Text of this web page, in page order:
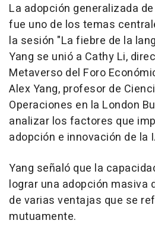
La adopción generalizada
fue uno de los temas
la sesión "La fiebre de la
Yang se unió a Cathy Li,
Metaverso del Foro
Alex Yang, profesor de
Operaciones en la London
analizar los factores que
adopción e innovación de la
Yang señaló que la
lograr una adopción masiva
de varias ventajas que se
mutuamente.